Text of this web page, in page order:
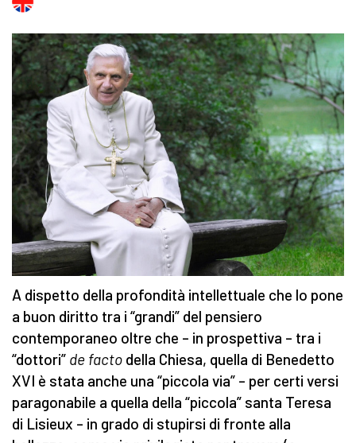
A dispetto della profondità intellettuale che lo pone
a buon diritto tra i “grandi” del pensiero
contemporaneo oltre che – in prospettiva – tra i
“dottori” de facto della Chiesa, quella di Benedetto
XVI è stata anche una “piccola via” – per certi versi
paragonabile a quella della “piccola” santa Teresa
di Lisieux – in grado di stupirsi di fronte alla